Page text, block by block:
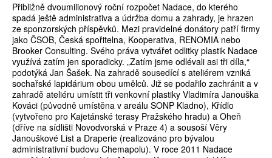
Přibližně dvoumilionový roční rozpočet Nadace, do kterého
spadá ještě administrativa a údržba domu a zahrady, je hrazen
ze sponzorských příspěvků. Mezi pravidelné donátory patří firmy
jako ČSOB, Česká spořitelna, Kooperativa, RENOMIA nebo
Brooker Consulting. Svého práva vytvářet odlitky plastik Nadace
využívá zatím jen sporadicky. „Zatím jsme odlévali asi tři díla,“
podotýká Jan Šašek. Na zahradě sousedící s ateliérem vzniká
sochařské lapidárium obou umělců. Již se podařilo zachránit a v
zahradě ateliéru umístit tři venkovní plastiky Vladimíra Janouška
Kováci (původně umístěna v areálu SONP Kladno), Křídlo
(vytvořeno pro Kajetánské terasy Pražského hradu) a Oheň
(dříve na sídlišti Novodvorská v Praze 4) a sousoší Věry
Janouškové List a Draperie (realizováno pro bývalou
administrativní budovu Chemapolu). V roce 2011 Nadace